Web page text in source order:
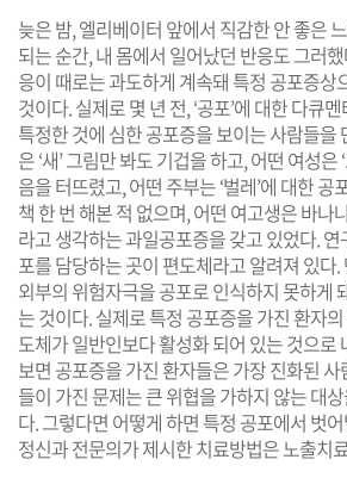
늦은 밤, 엘리베이터 앞에서 직감한 안 좋은
되는 순간, 내 몸에서 일어났던 반응도 그러
응이 때로는 과도하게 계속돼 특정 공포증상
것이다. 실제로 몇 년 전, ‘공포’에 대한 다큐
특정한 것에 심한 공포증을 보이는 사람들을
은 ‘새’ 그림만 봐도 기겁을 하고, 어떤 여성은
음을 터뜨렸고, 어떤 주부는 ‘벌레’에 대한
책 한 번 해본 적 없으며, 어떤 여고생은 바나
라고 생각하는 과일공포증을 갖고 있었다.
포를 담당하는 곳이 편도체라고 알려져 있다
외부의 위험자극을 공포로 인식하지 못하게
는 것이다. 실제로 특정 공포증을 가진 환자
도체가 일반인보다 활성화 되어 있는 것으로
보면 공포증을 가진 환자들은 가장 진화된 사
들이 가진 문제는 큰 위협을 가하지 않는 대
다. 그렇다면 어떻게 하면 특정 공포에서 벗
정신과 전문의가 제시한 치료방법은 노출치